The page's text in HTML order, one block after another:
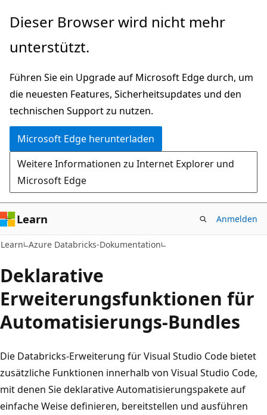
Zu
wechseln
Dieser Browser wird nicht mehr
unterstützt.
Führen Sie ein Upgrade auf Microsoft Edge durch, um
die neuesten Features, Sicherheitsupdates und den
technischen Support zu nutzen.
Microsoft Edge herunterladen
Weitere Informationen zu Internet Explorer und
Microsoft Edge
Learn Anmelden
Learn Azure Databricks-Dokumentation
Deklarative
Erweiterungsfunktionen für
Automatisierungs-Bundles
Die Databricks-Erweiterung für Visual Studio Code bietet
zusätzliche Funktionen innerhalb von Visual Studio Code,
mit denen Sie deklarative Automatisierungspakete auf
einfache Weise definieren, bereitstellen und ausführen